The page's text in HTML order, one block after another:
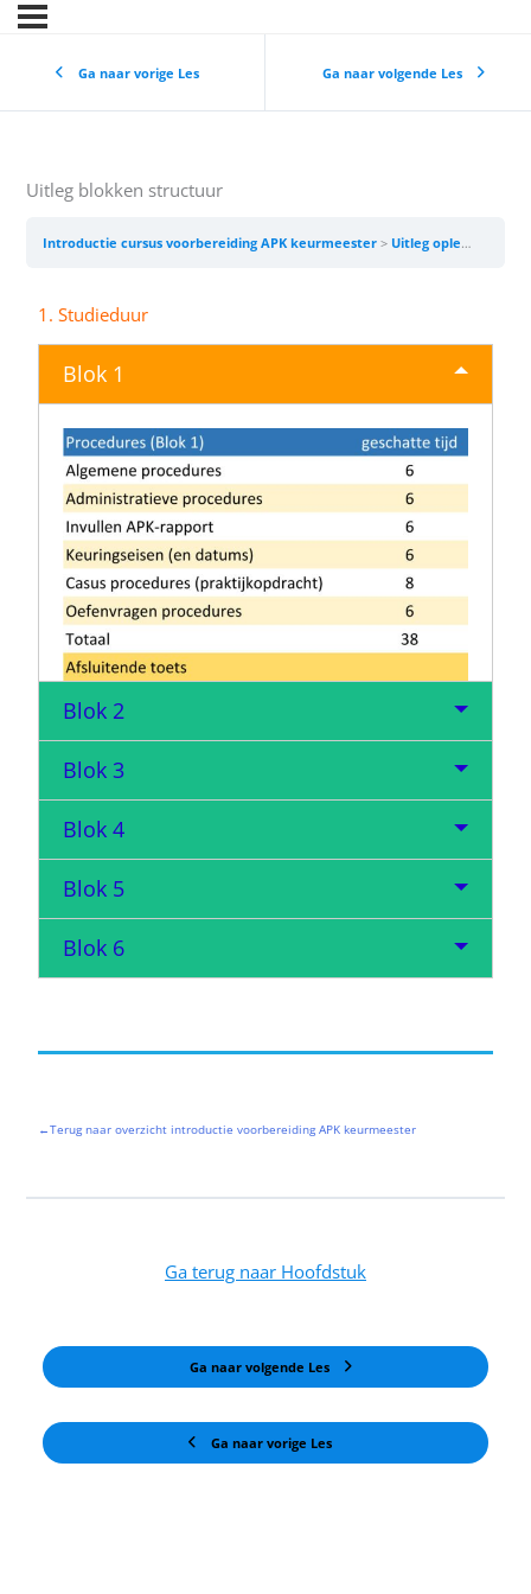
Ga naar vorige Les Ga naar volgende Les
Uitleg blokken structuur
Introductie cursus voorbereiding APK keurmeester Uitleg opleidingstructuur/uitleg blokken
1. Studieduur
Blok 1
Blok 2
Blok 3
Blok 4
Blok 5
Blok 6
←Terug naar overzicht introductie voorbereiding APK keurmeester
Ga naar vorige Les
Ga terug naar Hoofdstuk
Ga naar volgende Les